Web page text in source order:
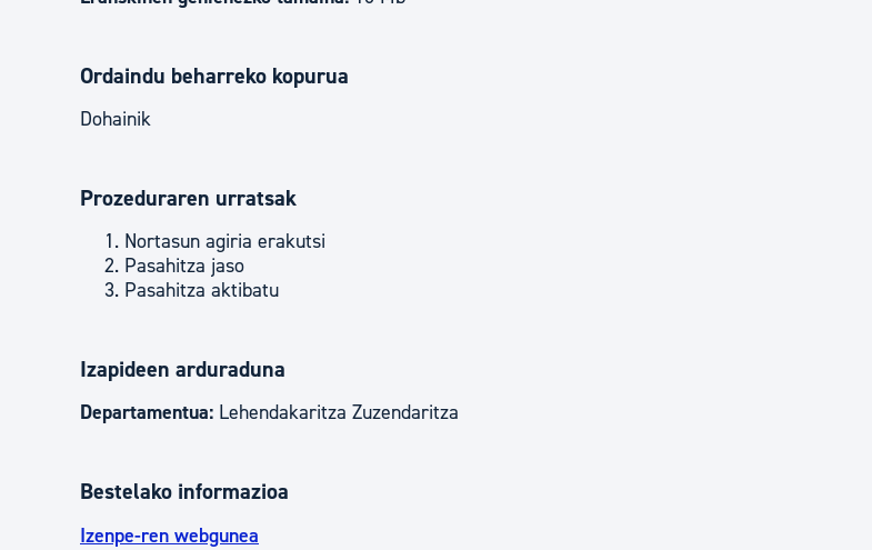
Ordaindu beharreko kopurua
Dohainik
Prozeduraren urratsak
Nortasun agiria erakutsi
Pasahitza jaso
Pasahitza aktibatu
Izapideen arduraduna
Departamentua: Lehendakaritza Zuzendaritza
Bestelako informazioa
Izenpe-ren webgunea